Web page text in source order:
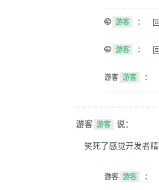
🤭 游客 ：
🤭 游客 ：
游客 游客 ：
游客 游客 说：
笑死了感觉开发者
游客 游客 ：